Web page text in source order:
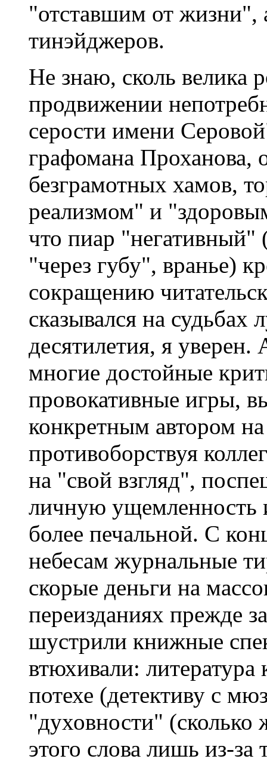
"отставшим от жизни",
тинэйджеров.
Не знаю, сколь велика
продвижении
серости имени
графомана Проханова,
безграмотных хамов,
реализмом" и
что пиар "негативный"
"через губу", вранье)
сокращению
сказывался на судьбах
десятилетия, я уверен.
многие достойные
провокативные игры,
конкретным автором на
противоборствуя
на "свой взгляд",
личную ущемленность
более печальной. С
небесам журнальные
скорые деньги на
переизданиях прежде
шустрили книжные
втюхивали:
потехе (детективу с
"духовности" (сколько
этого слова лишь из-за